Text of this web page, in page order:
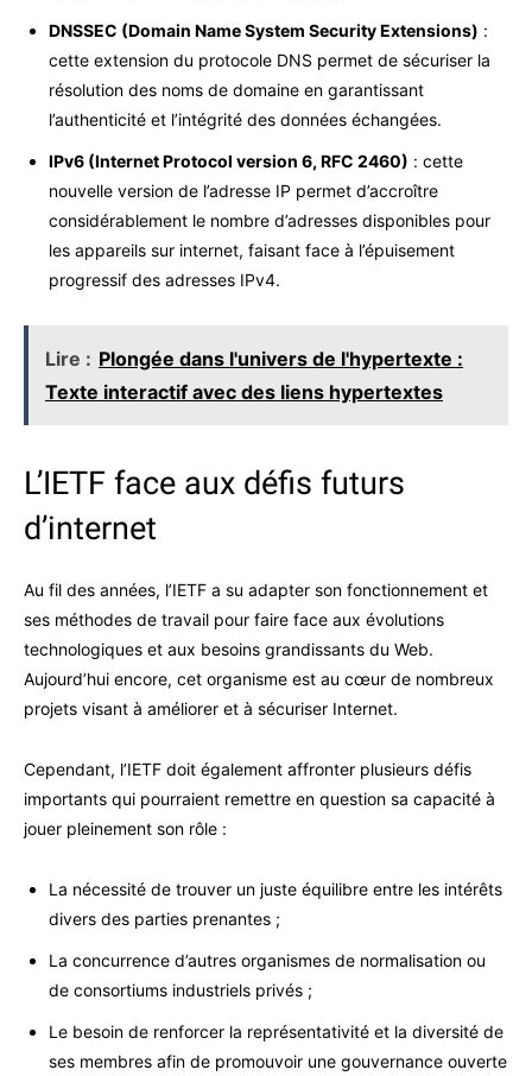
DNSSEC (Domain Name System Security Extensions) :
cette extension du protocole DNS permet de sécuriser la
résolution des noms de domaine en garantissant
l’authenticité et l’intégrité des données échangées.
IPv6 (Internet Protocol version 6, RFC 2460) : cette
nouvelle version de l’adresse IP permet d’accroître
considérablement le nombre d’adresses disponibles pour
les appareils sur internet, faisant face à l’épuisement
progressif des adresses IPv4.
Lire : Plongée dans l'univers de l'hypertexte :
Texte interactif avec des liens hypertextes
L’IETF face aux défis futurs
d’internet
Au fil des années, l’IETF a su adapter son fonctionnement et
ses méthodes de travail pour faire face aux évolutions
technologiques et aux besoins grandissants du Web.
Aujourd’hui encore, cet organisme est au cœur de nombreux
projets visant à améliorer et à sécuriser Internet.
Cependant, l’IETF doit également affronter plusieurs défis
importants qui pourraient remettre en question sa capacité à
jouer pleinement son rôle :
La nécessité de trouver un juste équilibre entre les intérêts
divers des parties prenantes ;
La concurrence d’autres organismes de normalisation ou
de consortiums industriels privés ;
Le besoin de renforcer la représentativité et la diversité de
ses membres afin de promouvoir une gouvernance ouverte